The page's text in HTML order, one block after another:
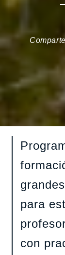
para
con